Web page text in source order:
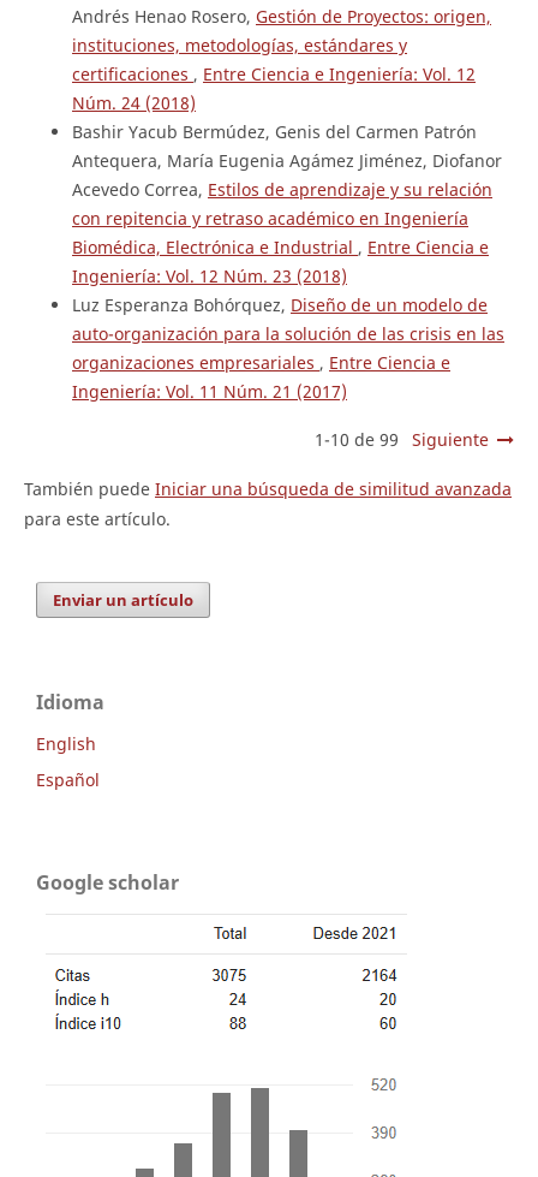
Andrés Henao Rosero, Gestión de Proyectos: origen,
instituciones, metodologías, estándares y
certificaciones , Entre Ciencia e Ingeniería: Vol. 12
Núm. 24 (2018)
Bashir Yacub Bermúdez, Genis del Carmen Patrón
Antequera, María Eugenia Agámez Jiménez, Diofanor
Acevedo Correa, Estilos de aprendizaje y su relación
con repitencia y retraso académico en Ingeniería
Biomédica, Electrónica e Industrial , Entre Ciencia e
Ingeniería: Vol. 12 Núm. 23 (2018)
Luz Esperanza Bohórquez, Diseño de un modelo de
auto-organización para la solución de las crisis en las
organizaciones empresariales , Entre Ciencia e
Ingeniería: Vol. 11 Núm. 21 (2017)
1-10 de 99 Siguiente
También puede Iniciar una búsqueda de similitud avanzada
para este artículo.
Enviar un artículo
Idioma
English
Español
Google scholar